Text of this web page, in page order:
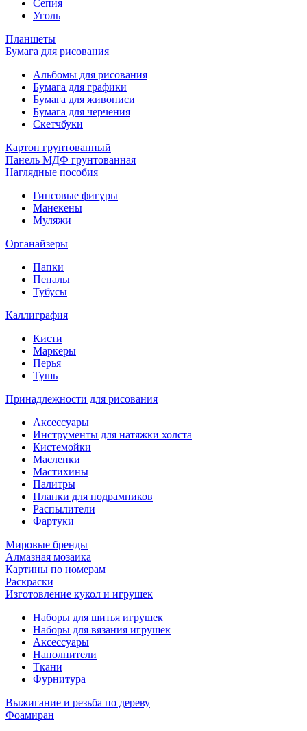
Сепия
Уголь
Планшеты
Бумага для рисования
Альбомы для рисования
Бумага для графики
Бумага для живописи
Бумага для черчения
Скетчбуки
Картон грунтованный
Панель МДФ грунтованная
Наглядные пособия
Гипсовые фигуры
Манекены
Муляжи
Органайзеры
Папки
Пеналы
Тубусы
Каллиграфия
Кисти
Маркеры
Перья
Тушь
Принадлежности для рисования
Аксессуары
Инструменты для натяжки холста
Кистемойки
Масленки
Мастихины
Палитры
Планки для подрамников
Распылители
Фартуки
Мировые бренды
Алмазная мозаика
Картины по номерам
Раскраски
Изготовление кукол и игрушек
Наборы для шитья игрушек
Наборы для вязания игрушек
Аксессуары
Наполнители
Ткани
Фурнитура
Выжигание и резьба по дереву
Фоамиран